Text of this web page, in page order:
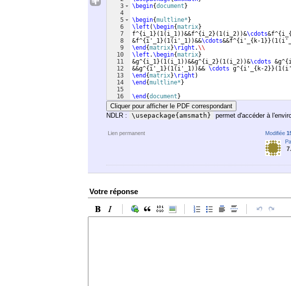
3
4
5
6
7
8
9
10
11
12
13
14
15
16
\begin{document }
\begin{multline* }
\left (\begin{matrix}
f^{ i_1} ( 1( i_1))&&f^{ i_2} ( 1( i_2))&\cdots&f^{ i_ {
&f^{ i'_1} ( 1( i'_1))&&\cdots&&f^{ i'_ { k-1}} ( 1( i'_
\end {matrix}\right .\\
\left .\begin{matrix}
&g^{ i_1} ( 1( i_1))&&g^{ i_2} ( 1( i_2))&\cdots &g^{
&&g^{ i'_1} ( 1( i'_1))&& \cdots g^{ i'_ { k-2}} ( 1(
\end {matrix}\right )
\end {multline* }
\end {document }
Cliquer pour afficher le PDF correspondant
NDLR :
\usepackage{amsmath} permet d'accéder à
Lien permanent Modifiée
Votre réponse